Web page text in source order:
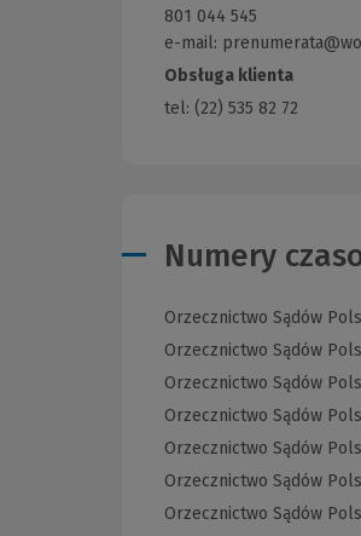
801 044 545
e-mail:
Obsługa klienta
tel: (22) 535 82 72
Numery
Orzecznictwo Sądów
Orzecznictwo Sądów
Orzecznictwo Sądów
Orzecznictwo Sądów
Orzecznictwo Sądów
Orzecznictwo Sądów
Orzecznictwo Sądów